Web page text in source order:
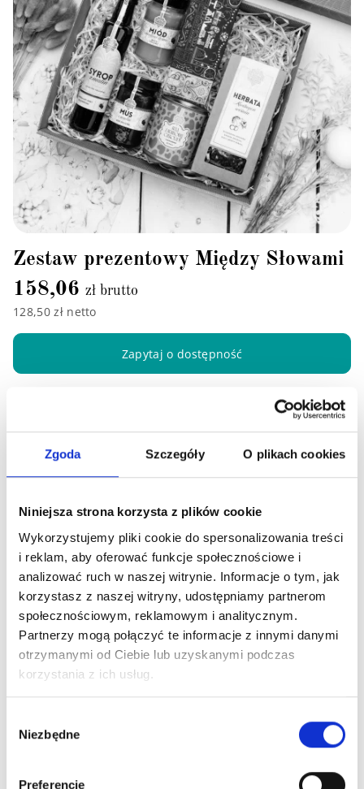
Zgoda Szczegóły O plikach cookies
Niniejsza strona korzysta z plików cookie
Wykorzystujemy pliki cookie do spersonalizowania treści
i reklam, aby oferować funkcje społecznościowe i
analizować ruch w naszej witrynie. Informacje o tym, jak
korzystasz z naszej witryny, udostępniamy partnerom
społecznościowym, reklamowym i analitycznym.
Partnerzy mogą połączyć te informacje z innymi danymi
otrzymanymi od Ciebie lub uzyskanymi podczas
korzystania z ich usług.
zgody
Niezbędne
Preferencje
Zestaw prezentowy Między Słowami
158,06 zł brutto
128,50 zł netto
Zapytaj o dostępność
Zestaw prezentowy Słodkie